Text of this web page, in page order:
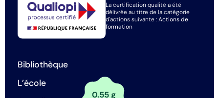
La certification qualité a été
délivrée au titre de la catégorie
d'actions suivante :Actions de
formation
Bibliothèque
L’école
0.55 g